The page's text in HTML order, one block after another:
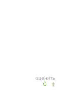
оценить
0